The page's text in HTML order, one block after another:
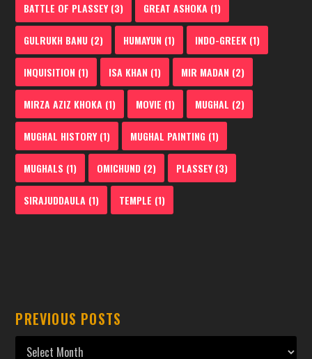
BATTLE OF PLASSEY(3) GREAT ASHOKA (1)
GULRUKH BANU (2) HUMAYUN (1) INDO-GREEK (1)
INQUISITION (1) ISA KHAN (1) MIR MADAN (2)
MIRZA AZIZ KHOKA (1) MOVIE (1) MUGHAL (2)
MUGHAL HISTORY(1) MUGHAL PAINTING (1)
MUGHALS (1) OMICHUND (2) PLASSEY(3)
SIRAJUDDAULA (1) TEMPLE (1)
PREVIOUS POSTS